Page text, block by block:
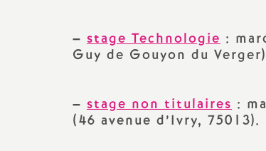
– stage Technologie :
Guy de Gouyon du
– stage non titulaires :
(46 avenue d’Ivry, 75013).